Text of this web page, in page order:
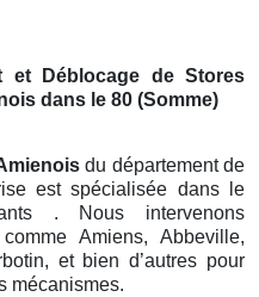
et Déblocage de Stores
dans le 80 (Somme)
du département de
est spécialisée dans le
. Nous intervenons
Amiens, Abbeville,
et bien d’autres pour
mécanismes.